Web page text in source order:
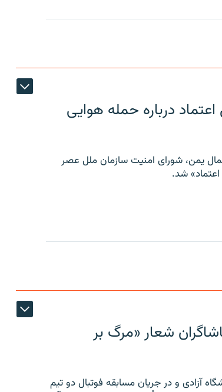
درباره حمله هوایی
یمن، شورای امنیت سازمان ملل عصر
شد.
شعار «مرگ بر
آزادی و در جریان مسابقه فوتبال دو تیم